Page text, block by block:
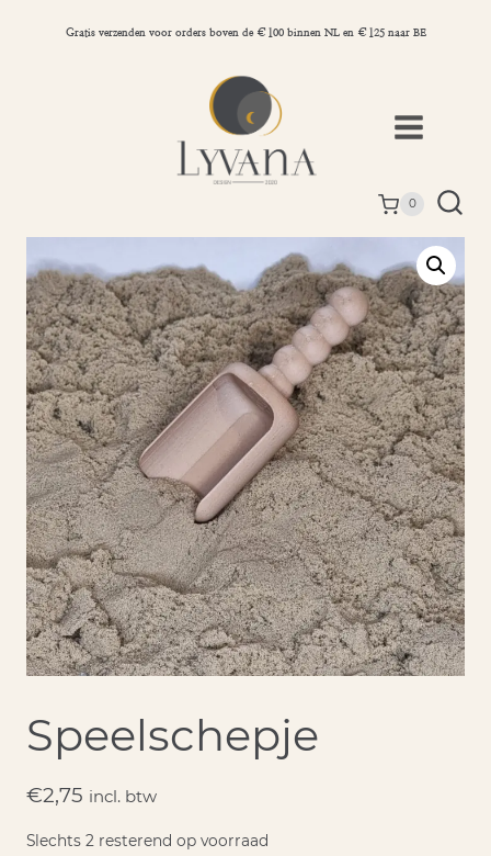
Gratis verzenden voor orders boven de €100 binnen NL en €125 naar BE
0
Speelschepje
€2,75 incl. btw
Slechts 2 resterend op voorraad